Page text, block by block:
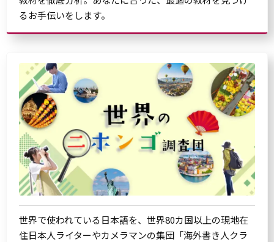
るお手伝いをします。
世界で使われている日本語を、世界80カ国以上の現地在
住日本人ライターやカメラマンの集団「海外書き人クラ